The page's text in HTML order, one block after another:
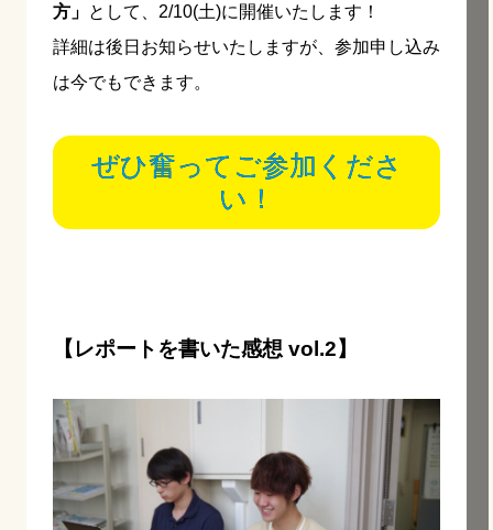
方」 として、2/10(土)に開催いたします！
詳細は後日お知らせいたしますが、参加申し込み
は今でもできます。
ぜひ奮ってご参加くださ
い！
【レポートを書いた感想 vol.2】